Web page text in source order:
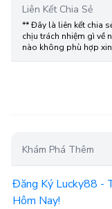
Liên Kết Chia Sẻ
** Đây là liên kết chia
chịu trách nhiệm gì về
nào không phù hợp
Khám Phá Thêm
Đăng Ký Lucky88 -
Hôm Nay!